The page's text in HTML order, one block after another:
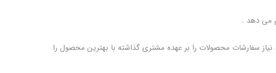
می دهد .
سفارشات محصولات را بر عهده مشتری گذاشته با بهترین محصول را